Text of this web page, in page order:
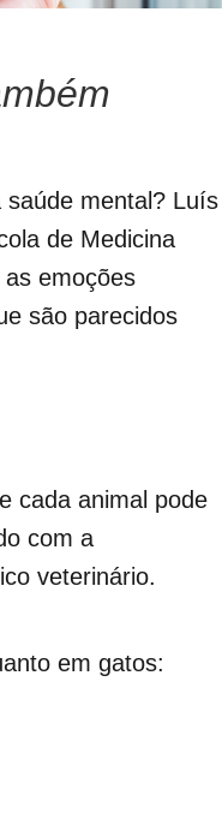
saúde mental? Luís
de Medicina
emoções
são parecidos
cada animal pode
com a
veterinário.
em gatos: